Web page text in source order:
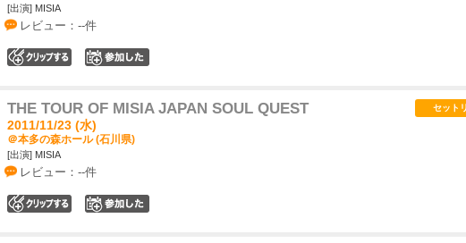
[出演] MISIA
レビュー：--件
THE TOUR OF MISIA JAPAN SOUL QUEST
2011/11/23 (水)
＠本多の森ホール (石川県)
[出演] MISIA
レビュー：--件
セット